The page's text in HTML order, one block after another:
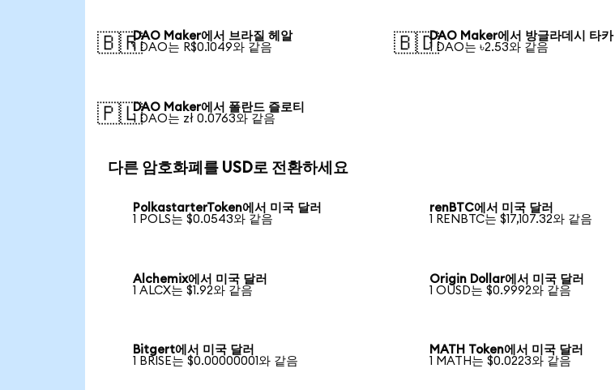
🇧🇷DAO Maker에서 브라질 헤알
1 DAO는 R$0.1049와 같음
🇧🇩DAO Maker에서 방글라데시 타카
1 DAO는 ৳2.53와 같음
🇵🇱DAO Maker에서 폴란드 즐로티
1 DAO는 zł 0.0763와 같음
다른 암호화폐를 USD로 전환하세요
PolkastarterToken에서 미국 달러
1 POLS는 $0.0543와 같음
renBTC에서 미국 달러
1 RENBTC는 $17,107.32와 같음
Alchemix에서 미국 달러
1 ALCX는 $1.92와 같음
Origin Dollar에서 미국 달러
1 OUSD는 $0.9992와 같음
Bitgert에서 미국 달러
1 BRISE는 $0.00000001와 같음
MATH Token에서 미국 달러
1 MATH는 $0.0223와 같음